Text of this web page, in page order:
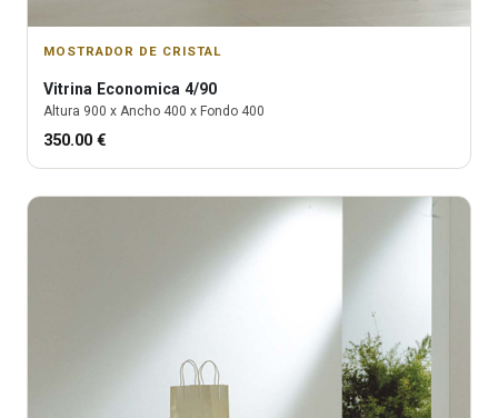
MOSTRADOR DE CRISTAL
Vitrina Economica 4/90
Altura 900 x Ancho 400 x Fondo 400
350.00 €